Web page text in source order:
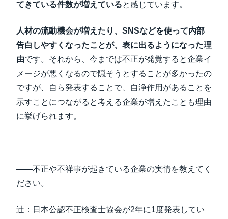
てきている件数が増えていると感じています。
人材の流動機会が増えたり、SNSなどを使って内部
告白しやすくなったことが、表に出るようになった理
由です。それから、今までは不正が発覚すると企業イ
メージが悪くなるので隠そうとすることが多かったの
ですが、自ら発表することで、自浄作用があることを
示すことにつながると考える企業が増えたことも理由
に挙げられます。
――不正や不祥事が起きている企業の実情を教えてく
ださい。
辻：日本公認不正検査士協会が2年に1度発表してい